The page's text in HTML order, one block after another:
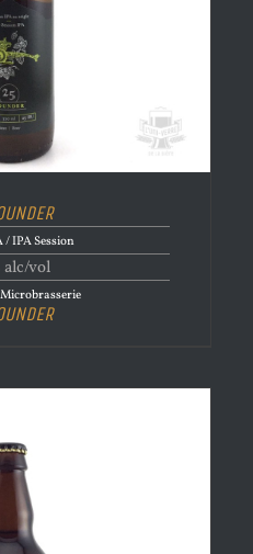
/ IPA Session
alc/vol